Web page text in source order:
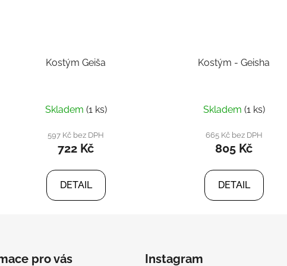
Kostým Geiša
Skladem (1 ks)
597 Kč bez DPH
722 Kč
DETAIL
Kostým - Geisha
Skladem (1 ks)
665 Kč bez DPH
805 Kč
DETAIL
pro vás Instagram